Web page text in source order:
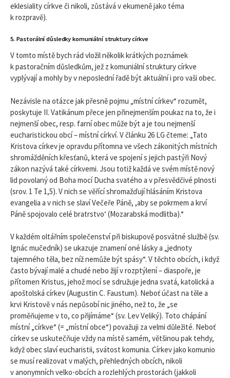
eklesiality církve či nikoli, zůstává v ekumeně jako téma
k rozpravě).
5. Pastorální důsledky komuniální struktury církve
V tomto místě bych rád vložil několik krátkých poznámek
k pastoračním důsledkům, jež z komuniální struktury církve
vyplývají a mohly by v neposlední řadě být aktuální i pro vaši obec.
Nezávisle na otázce jak přesně pojmu „místní církev“ rozumět,
poskytuje II. Vatikánum přece jen přinejmenším poukaz na to, že i
nejmenší obec, resp. farní obec může být a je tou nejmenší
eucharistickou obcí – místní církví. V článku 26 LG čteme: „Tato
Kristova církev je opravdu přítomna ve všech zákonitých místních
shromážděních křesťanů, která ve spojení s jejich pastýři Nový
zákon nazývá také církvemi. Jsou totiž každá ve svém místě nový
lid povolaný od Boha mocí Ducha svatého a v přesvědčivé plnosti
(srov. 1 Te 1,5). V nich se věřící shromažďují hlásáním Kristova
evangelia a v nich se slaví Večeře Páně, ,aby se pokrmem a krví
Páně spojovalo celé bratrstvo‘ (Mozarabská modlitba).“
V každém oltářním společenství při biskupově posvátné službě (sv.
Ignác mučedník) se ukazuje znamení oné lásky a „jednoty
tajemného těla, bez níž nemůže být spásy“. V těchto obcích, i když
často bývají malé a chudé nebo žijí v rozptýlení – diaspoře, je
přítomen Kristus, jehož mocí se sdružuje jedna svatá, katolická a
apoštolská církev (Augustin C. Faustum). Neboť účast na těle a
krvi Kristově v nás nepůsobí nic jiného, než to, že „se
proměňujeme v to, co přijímáme“ (sv. Lev Veliký). Toto chápání
místní „církve“ (= „místní obce“) považuji za velmi důležité. Neboť
církev se uskutečňuje vždy na místě samém, většinou pak tehdy,
když obec slaví eucharistii, svátost komunia. Církev jako komunio
se musí realizovat v malých, přehledných obcích, nikoli
v anonymních velko-obcích a rozlehlých prostorách (jakkoli